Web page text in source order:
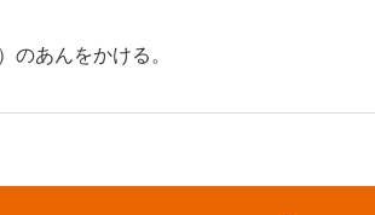
のあんをかける。